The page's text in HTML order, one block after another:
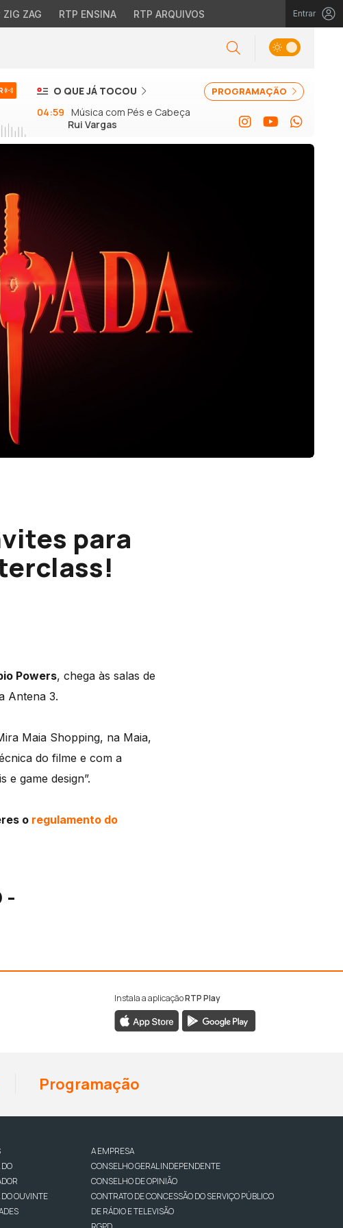
ZIG ZAG RTP ENSINA RTP ARQUIVOS Entrar
PROGRAMAÇÃO
O QUE JÁ TOCOU
04:59 Música com Pés e Cabeça
Rui Vargas
para
Powers, chega às salas de
Antena 3.
Maia Shopping, na Maia,
do filme e com a
e game design”.
o regulamento do
-
Instala a aplicaçãoRTP Play
Programação
OUVINTE
A EMPRESA
CONSELHO GERAL INDEPENDENTE
CONSELHO DE OPINIÃO
CONTRATO DE CONCESSÃO DO SERVIÇO PÚBLICO
DE RÁDIO E TELEVISÃO